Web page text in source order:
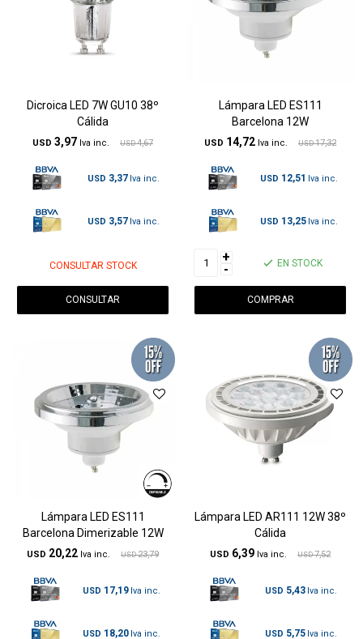
Dicroica LED 7W GU10 38º
Cálida
USD 3,97 USD 4,67
USD 3,37
USD 3,57
CONSULTAR STOCK
CONSULTAR
Lámpara LED ES111
Barcelona 12W
USD 14,72 USD 17,32
USD 12,51
USD 13,25
+
- EN STOCK
Lámpara LED ES111
Barcelona Dimerizable 12W
USD 20,22 USD 23,79
USD 17,19
USD 18,20
Lámpara LED AR111 12W 38º
Cálida
USD 6,39 USD 7,52
USD 5,43
USD 5,75